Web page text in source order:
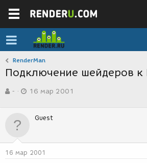
RenderMan
Подключение шейдеров к
в
р
м
-
а
д
16 мар 2001
Guest
16 мар 2001